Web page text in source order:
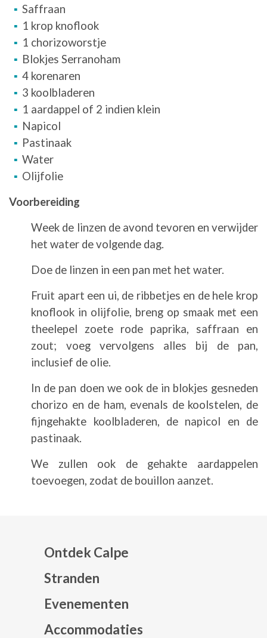
Saffraan
1 krop knoflook
1 chorizoworstje
Blokjes Serranoham
4 korenaren
3 koolbladeren
1 aardappel of 2 indien klein
Napicol
Pastinaak
Water
Olijfolie
Voorbereiding
Week de linzen de avond tevoren en verwijder
het water de volgende dag.
Doe de linzen in een pan met het water.
Fruit apart een ui, de ribbetjes en de hele krop
knoflook in olijfolie, breng op smaak met een
theelepel zoete rode paprika, saffraan en
zout; voeg vervolgens alles bij de pan,
inclusief de olie.
In de pan doen we ook de in blokjes gesneden
chorizo en de ham, evenals de koolstelen, de
fijngehakte koolbladeren, de napicol en de
pastinaak.
We zullen ook de gehakte aardappelen
toevoegen, zodat de bouillon aanzet.
Ontdek Calpe
Stranden
Evenementen
Accommodaties